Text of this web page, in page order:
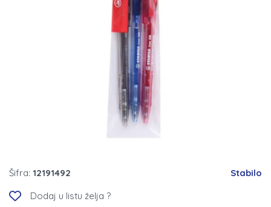
Šifra: 12191492
Dodaj u listu želja ?
Stabilo